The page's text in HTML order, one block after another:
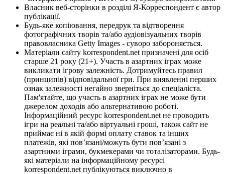
Власник веб-сторінки в розділі Я-Корреспондент є автор
публікації.
Будь-яке копіювання, передрук та відтворення
фотографічних творів та/або аудіовізуальних творів
правовласника Getty Images - суворо забороняється.
Матеріали сайту korrespondent.net призначені для осіб
старше 21 року (21+). Участь в азартних іграх може
викликати ігрову залежність. Дотримуйтесь правил
(принципів) відповідальної гри. При виявленні перших
ознак залежності негайно зверніться до спеціаліста.
Пам'ятайте, що участь в азартних іграх не може бути
джерелом доходів або альтернативою роботі.
Інформаційний ресурс korrespondent.net не проводить
ігри на реальні та/або віртуальні гроші, також сайт не
приймає ні в якій формі оплату ставок та інших
платежів, які пов’язані/можуть бути пов’язані з
азартними іграми, букмекерами чи тоталізаторами. Будь-
які матеріали на інформаційному ресурсі
korrespondent.net публікуються виключно в